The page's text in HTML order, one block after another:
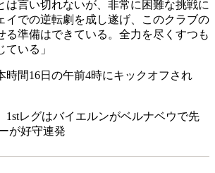
は言い切れないが、非常に困難な挑戦に
イでの逆転劇を成し遂げ、このクラブの
る準備はできている。全力を尽くすつも
ている」
間16日の午前4時にキックオフされ
1stレグはバイエルンがベルナベウで先
が好守連発